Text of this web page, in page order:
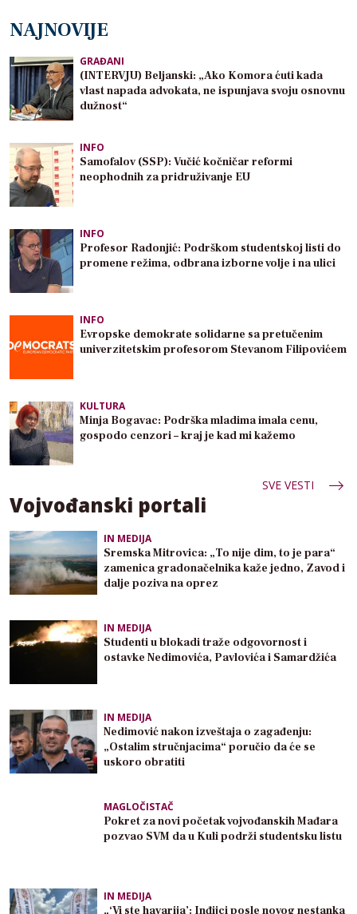
NAJNOVIJE
GRAĐANI
(INTERVJU) Beljanski: „Ako Komora ćuti kada
vlast napada advokata, ne ispunjava svoju osnovnu
dužnost“
INFO
Samofalov (SSP): Vučić kočničar reformi
neophodnih za pridruživanje EU
INFO
Profesor Radonjić: Podrškom studentskoj listi do
promene režima, odbrana izborne volje i na ulici
INFO
Evropske demokrate solidarne sa pretučenim
univerzitetskim profesorom Stevanom Filipovićem
KULTURA
Minja Bogavac: Podrška mladima imala cenu,
gospodo cenzori – kraj je kad mi kažemo
SVE VESTI
Vojvođanski portali
IN MEDIJA
Sremska Mitrovica: „To nije dim, to je para“
zamenica gradonačelnika kaže jedno, Zavod i
dalje poziva na oprez
IN MEDIJA
Studenti u blokadi traže odgovornost i
ostavke Nedimovića, Pavlovića i Samardžića
IN MEDIJA
Nedimović nakon izveštaja o zagađenju:
„Ostalim stručnjacima“ poručio da će se
uskoro obratiti
MAGLOČISTAČ
Pokret za novi početak vojvođanskih Mađara
pozvao SVM da u Kuli podrži studentsku listu
IN MEDIJA
„‘Vi ste havarija’: Inđijci posle novog nestanka